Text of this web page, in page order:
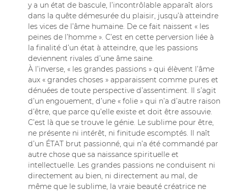
y a un état de bascule, l’incontrôlable apparaît alors
dans la quête démesurée du plaisir, jusqu’à atteindre
les vices de l’âme humaine. De ce fait naissent « les
peines de l’homme ». C’est en cette perversion liée à
la finalité d’un état à atteindre, que les passions
deviennent rivales d’une âme saine.
À l’inverse, « les grandes passions » qui élèvent l’âme
aux « grandes choses » apparaissent comme pures et
dénuées de toute perspective d’assentiment. Il s’agit
d’un engouement, d’une « folie » qui n’a d’autre raison
d’être, que parce qu’elle existe et doit être assouvie.
C’est là que se trouve le génie. Le sublime pour être,
ne présente ni intérêt, ni finitude escomptés. Il naît
d’un ÉTAT brut passionné, qui n’a été commandé par
autre chose que sa naissance spirituelle et
intellectuelle. Les grandes passions ne conduisent ni
directement au bien, ni directement au mal, de
même que le sublime, la vraie beauté créatrice ne